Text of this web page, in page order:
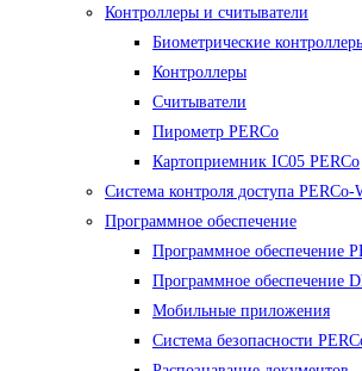
Контроллеры и считыватели
Биометрические
Контроллеры
Считыватели
Пирометр PERCo
Картоприемник IC05 PERCo
Система контроля доступа PERCo-
Программное обеспечение
Программное обеспечение
Программное обеспечение
Мобильные приложения
Система безопасности